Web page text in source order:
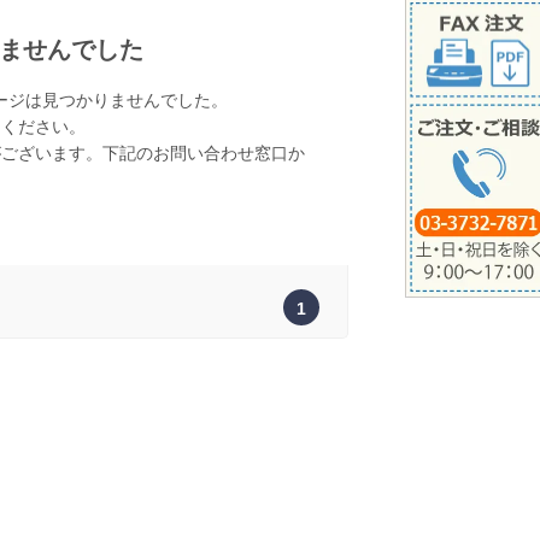
せんでした
は見つかりませんでした。
ださい。
ざいます。下記のお問い合わせ窓口か
1